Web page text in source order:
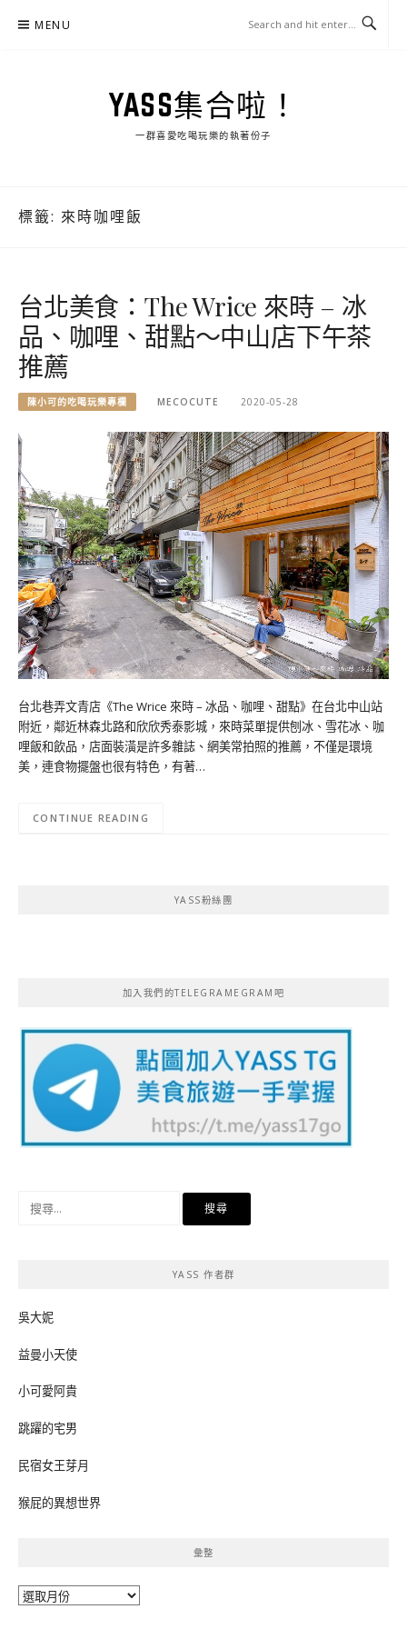
MENU
YASS集合啦！
一群喜愛吃喝玩樂的執著份子
標籤: 來時咖哩飯
台北美食：The Wrice 來時 – 冰
品、咖哩、甜點～中山店下午茶
推薦
陳小可的吃喝玩樂專欄 MECOCUTE 2020-05-28
台北巷弄文青店《The Wrice 來時 – 冰品、咖哩、甜點》在台北中山站
附近，鄰近林森北路和欣欣秀泰影城，來時菜單提供刨冰、雪花冰、咖
哩飯和飲品，店面裝潢是許多雜誌、網美常拍照的推薦，不僅是環境
美，連食物擺盤也很有特色，有著…
CONTINUE READING
YASS粉絲團
加入我們的TELEGRAMEGRAM吧
YASS 作者群
吳大妮
益曼小天使
小可愛阿貴
跳躍的宅男
民宿女王芽月
猴屁的異想世界
彙整
彙